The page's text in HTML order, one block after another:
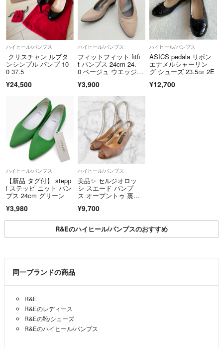
ハイヒール/パンプス
クリスチャン ルブタ
ンシンプル パンプ 10
0 37.5
¥24,500
ハイヒール/パンプス
フィットフィット fitfi
t パンプス 24cm 24.
0 ベージュ ウエッジソ
ゥ hws02663
¥3,900
ハイヒール/パンプス
ASICS pedala リボン
エナメルシャーリン
グ シューズ 23.5㎝ 2E
¥12,700
ハイヒール/パンプス
【新品 タグ付】 stepp
i ステッピ ニット パン
プス 24cm グリーン
¥3,980
ハイヒール/パンプス
美品✨ セルジオロッ
シ スエード パンプ
ス オープントゥ 裏張
¥9,700
R&Eのハイヒール/パンプスのおすすめ
同一ブランドの商品
R&E
R&Eのレディース
R&Eの靴/シューズ
R&Eのハイヒール/パンプス